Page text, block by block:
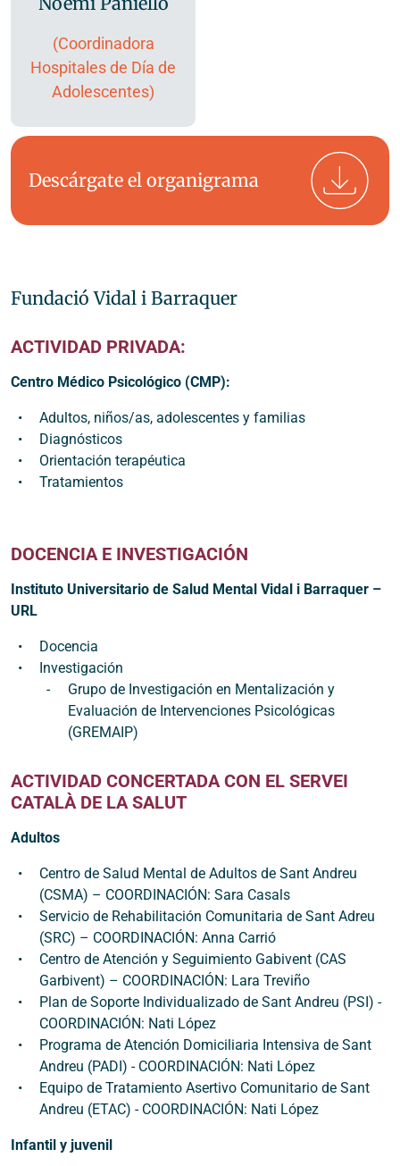
(Coordinadora
Hospitales de Día de
Adolescentes)
Descárgate el organigrama
Fundació Vidal i Barraquer
ACTIVIDAD PRIVADA:
Centro Médico Psicológico (CMP):
Adultos, niños/as, adolescentes y familias
Diagnósticos
Orientación terapéutica
Tratamientos
DOCENCIA E INVESTIGACIÓN
Instituto Universitario de Salud Mental Vidal i Barraquer –
URL
Docencia
Investigación
Grupo de Investigación en Mentalización y
Evaluación de Intervenciones Psicológicas
(GREMAIP)
ACTIVIDAD CONCERTADA CON EL SERVEI
CATALÀ DE LA SALUT
Adultos
Centro de Salud Mental de Adultos de Sant Andreu
(CSMA) – COORDINACIÓN: Sara Casals
Servicio de Rehabilitación Comunitaria de Sant Adreu
(SRC) – COORDINACIÓN: Anna Carrió
Centro de Atención y Seguimiento Gabivent (CAS
Garbivent) – COORDINACIÓN: Lara Treviño
Plan de Soporte Individualizado de Sant Andreu (PSI) -
COORDINACIÓN: Nati López
Programa de Atención Domiciliaria Intensiva de Sant
Andreu (PADI) - COORDINACIÓN: Nati López
Equipo de Tratamiento Asertivo Comunitario de Sant
Andreu (ETAC) - COORDINACIÓN: Nati López
Infantil y juvenil